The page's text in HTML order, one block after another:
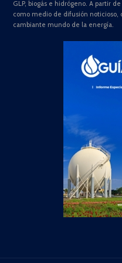
GLP, biogás e hidrógeno. A partir
como medio de difusión
cambiante mundo de la energía.